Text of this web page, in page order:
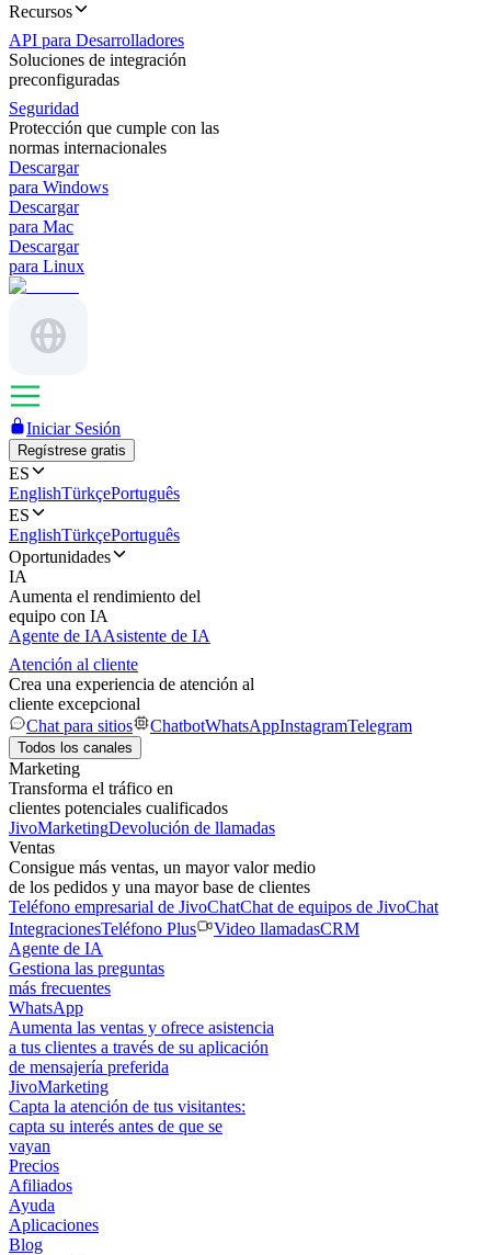
Recursos
API para Desarrolladores
Soluciones de integración
preconfiguradas
Seguridad
Protección que cumple con las
normas internacionales
Descargar
para Windows
Descargar
para Mac
Descargar
para Linux
Iniciar Sesión
Regístrese gratis
ES
EnglishTürkçePortuguês
ES
EnglishTürkçePortuguês
Oportunidades
IA
Aumenta el rendimiento del
equipo con IA
Agente de IAAsistente de IA
Atención al cliente
Crea una experiencia de atención al
cliente excepcional
Chat para sitios
ChatbotWhatsAppInstagramTelegram
Todos los canales
Marketing
Transforma el tráfico en
clientes potenciales cualificados
JivoMarketingDevolución de llamadas
Ventas
Consigue más ventas, un mayor valor medio
de los pedidos y una mayor base de clientes
Teléfono empresarial de JivoChatChat de equipos de JivoChat
IntegracionesTeléfono Plus Video llamadasCRM
Agente de IA
Gestiona las preguntas
más frecuentes
WhatsApp
Aumenta las ventas y ofrece asistencia
a tus clientes a través de su aplicación
de mensajería preferida
JivoMarketing
Capta la atención de tus visitantes:
capta su interés antes de que se
vayan
Precios
Afiliados
Ayuda
Aplicaciones
Blog